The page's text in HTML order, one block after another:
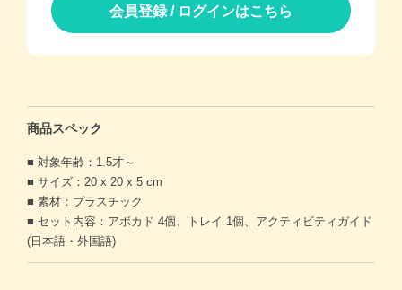
会員登録 / ログインはこちら
商品スペック
■ 対象年齢：1.5才～
■ サイズ：20 x 20 x 5 cm
■ 素材：プラスチック
■ セット内容：アボカド 4個、トレイ 1個、アクティビティガイド
(日本語・外国語)